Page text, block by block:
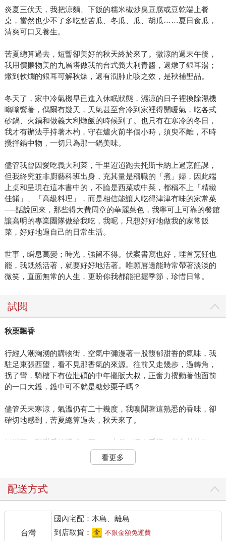
炎夏三伏天，我把涼麵、下飯的糯米椒炒臭豆腐或豆乾端上餐
桌，當然也少不了多吃點苦瓜、冬瓜、瓜、胡瓜……夏日食瓜，
清爽可口又養生。
苦夏總算過去，短暫卻美好的秋天終於來了。微涼的週末午後，
我用價廉物美的九層塔做我的台式義大利青醬，還燉了銀耳湯；
燉到軟爛的銀耳可解秋燥，還有潤肺止咳之效，是秋補聖品。
冬天了，家中冷氣機早已進入休眠狀態，濕涼的日子裡換除濕機
嗡嗡響著，偶爾有幾天，天氣甚至會冷到家裡得開暖氣，吃各式
砂鍋、火鍋和做義大利燉飯的時候到了。也只有在寒冷的冬日，
我才有辦法手持著木杓，守在爐火前半個小時，須臾不離，不時
攪拌鍋中物，一切只為那一鍋美味。
儘管我曾因愛吃義大利菜，千里迢迢跑去托斯卡納上過烹飪課，
但我終究並非廚藝科班出身，充其量是稱職的「煮」婦，因此端
上桌和呈現在這本書中的，不論是西菜或中菜，都稱不上「精緻
佳餚」、「高級料理」，而是相信能讓人吃得津津有味的家常菜
──話說回來，那些得大費周章的華麗菜色，我寧可上可靠的餐館
讓高明的專業團隊做給我吃，我呢，只想好好地做我的家常飯
菜，好好地過自己的日常生活。
世事，瞬息萬變；時光，強留不得。伏案書寫也好，埋首烹飪也
罷，我既然活著，就要好好地活著。唯願唇邊能時常帶著淡淡的
微笑，直面無常的人生，更盼你我都能把握季節，珍惜日常。
試閱
秋栗飄香
行經人潮洶湧的購物街，空氣中彌漫著一股馥郁甜香的氣味，我
駐足東張西望，看不見那香氣的來源。往前又走幾步，過轉角，
拐了彎，騎樓下有位壯碩的中年攤販大叔，正奮力攪動著他面前
的一口大鑊，鑊中可不就是糖炒栗子嗎？
儘管天未寒涼，氣溫仍有二十幾度，我嗅聞著這熟悉的香味，卻
確切地感到，苦夏總算過去，秋天來了。
抵擋不了那甜香的誘惑，買了一小袋，捂在手裡，掌心熱熱的。
回到家，泡了一壺蜜香紅茶，夫妻倆相對而坐，邊喝茶邊剝栗
面意猶未盡，另一方面卻也慶幸方才有所節制，沒敢買太多，要
多，會脹氣的。
話雖如此，緊接著一個星期，卻一連煮了兩回砂鍋栗子飯。
看更多
配送方式
台灣
國內宅配：本島、離島
到店取貨：
不限金額免運費